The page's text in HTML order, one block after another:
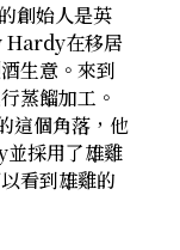
創始人是英
在移居
生意。來到
蒸餾加工。
這個角落，他
採用了雄雞
看到雄雞的